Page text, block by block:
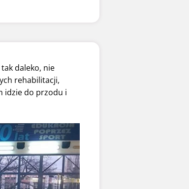
daleko, nie
rehabilitacji,
idzie do przodu i